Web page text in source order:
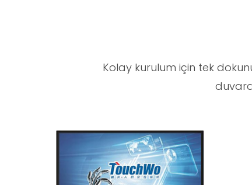
Kolay kurulum için tek